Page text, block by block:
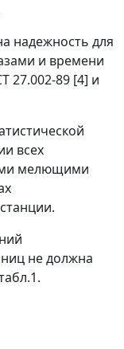
надежность для
и времени
27.002-89 [4] и
всех
мелющими
не должна